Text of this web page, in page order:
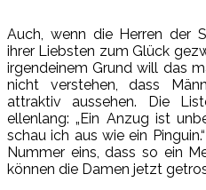
Auch, wenn die Herren der
ihrer Liebsten zum Glück
irgendeinem Grund will das
nicht verstehen, dass
attraktiv aussehen. Die
ellenlang: „Ein Anzug ist
schau ich aus wie ein
Nummer eins, dass so ein
können die Damen jetzt